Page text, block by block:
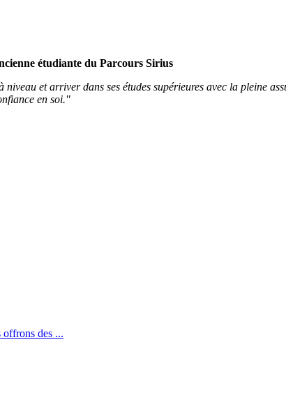
étudiante du Parcours Sirius
et arriver dans ses études supérieures avec la pleine
en soi."
offrons des ...